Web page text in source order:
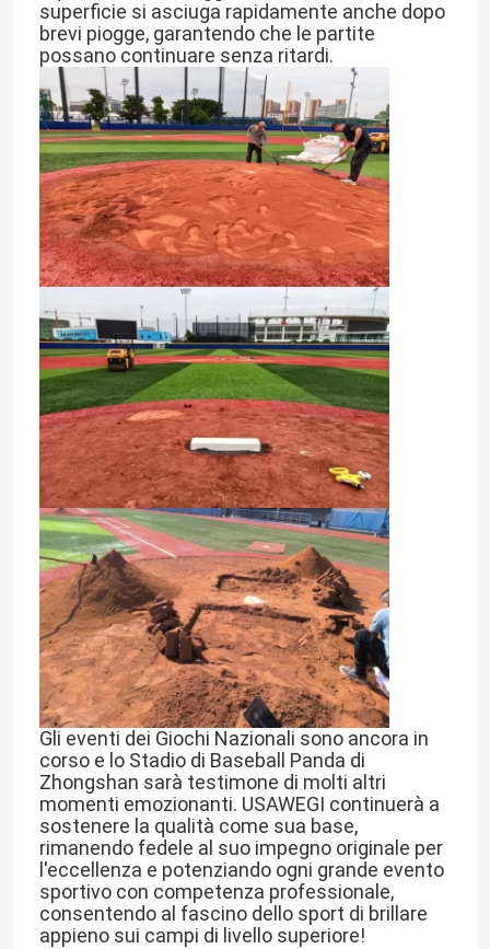
Chi Siamo
Visita alla fabbrica
Controllo di qualità
Contattaci
Notizie
Casi
Chiedi un preventivo
Pista corrente di gomma di EPDM
Sistema del panino che esegue pista
Pista corrente prefabbricata
pista da corsa in poliuretano
Campi da calcio artificiali
Campo di padel
superficie si asciuga rapidamente anche dopo
brevi piogge, garantendo che le partite
possano continuare senza ritardi.
Gli eventi dei Giochi Nazionali sono ancora in
corso e lo Stadio di Baseball Panda di
Zhongshan sarà testimone di molti altri
momenti emozionanti. USAWEGI continuerà a
sostenere la qualità come sua base,
rimanendo fedele al suo impegno originale per
l'eccellenza e potenziando ogni grande evento
sportivo con competenza professionale,
consentendo al fascino dello sport di brillare
appieno sui campi di livello superiore!